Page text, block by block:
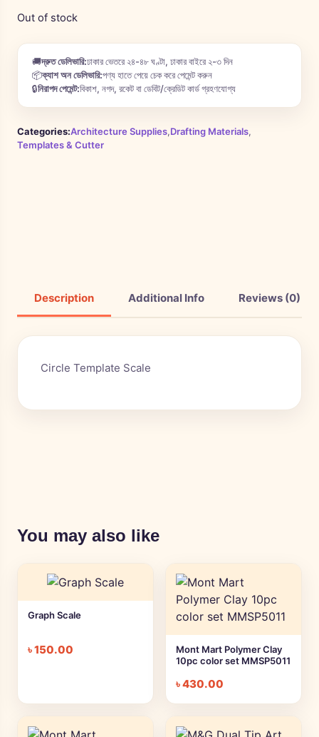
Out of stock
🚚দ্রুত ডেলিভারি:ঢাকার ভেতরে ২৪-৪৮ ঘণ্টা, ঢাকার বাইরে ২-৩ দিন
📦ক্যাশ অন ডেলিভারি:পণ্য হাতে পেয়ে চেক করে পেমেন্ট করুন
🔒নিরাপদ পেমেন্ট:বিকাশ, নগদ, রকেট বা ডেবিট/ক্রেডিট কার্ড গ্রহণযোগ্য
Categories:Architecture Supplies,Drafting Materials,
Templates & Cutter
Description Additional Info Reviews (0)
Circle Template Scale
You may also like
Graph Scale
৳150.00
Mont Mart Polymer Clay
10pc color set MMSP5011
৳430.00